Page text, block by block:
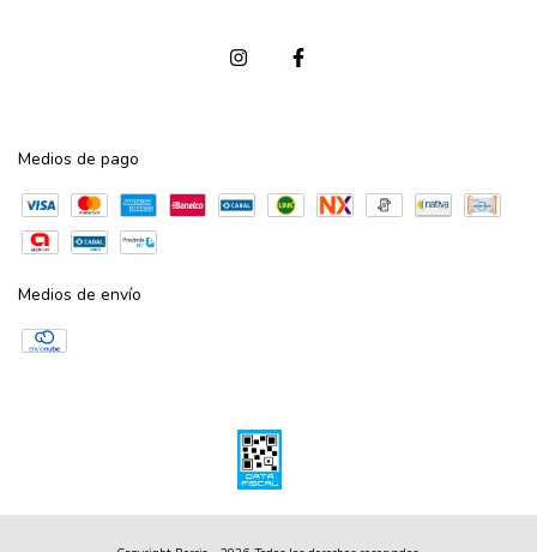
Medios de pago
Medios de envío